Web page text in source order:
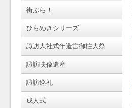
街ぶら！
ひらめきシリーズ
諏訪大社式年造営御柱大祭
諏訪映像遺産
諏訪巡礼
成人式